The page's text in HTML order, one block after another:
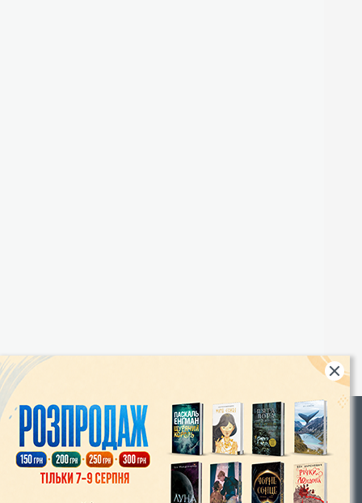
|
Інтернет-магазин «Видавництво Богдан»:
46018, м. Тернопіль, А/С 529